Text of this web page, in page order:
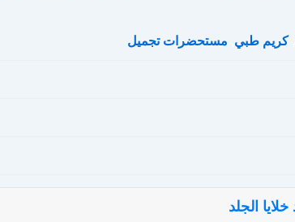
,كريم طبي مستحضرات تجميل